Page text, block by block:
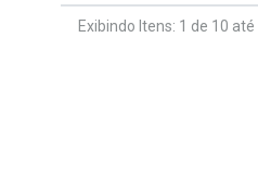
Exibindo Itens: 1 de 10 até